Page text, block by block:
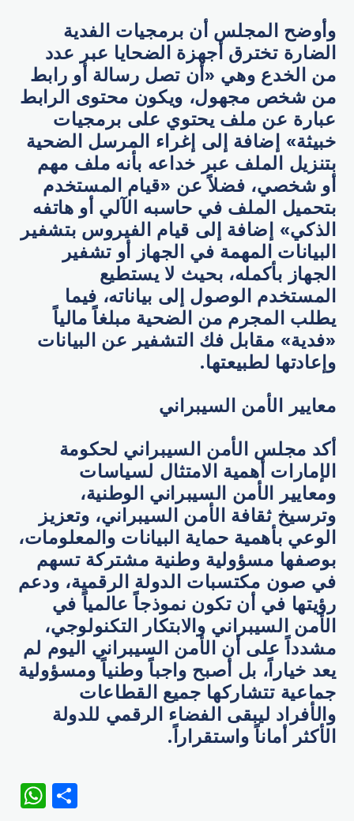
وأوضح المجلس أن برمجيات الفدية
الضارة تخترق أجهزة الضحايا عبر عدد
من الخدع وهي «أن تصل رسالة أو رابط
من شخص مجهول، ويكون محتوى الرابط
عبارة عن ملف يحتوي على برمجيات
خبيثة» إضافة إلى إغراء المرسل الضحية
بتنزيل الملف عبر خداعه بأنه ملف مهم
أو شخصي، فضلاً عن «قيام المستخدم
بتحميل الملف في حاسبه الآلي أو هاتفه
الذكي» إضافة إلى قيام الفيروس بتشفير
البيانات المهمة في الجهاز أو تشفير
الجهاز بأكمله، بحيث لا يستطيع
المستخدم الوصول إلى بياناته، فيما
يطلب المجرم من الضحية مبلغاً مالياً
«فدية» مقابل فك التشفير عن البيانات
وإعادتها لطبيعتها.
معايير الأمن السيبراني
أكد مجلس الأمن السيبراني لحكومة
الإمارات أهمية الامتثال لسياسات
ومعايير الأمن السيبراني الوطنية،
وترسيخ ثقافة الأمن السيبراني، وتعزيز
الوعي بأهمية حماية البيانات والمعلومات،
بوصفها مسؤولية وطنية مشتركة تسهم
في صون مكتسبات الدولة الرقمية، ودعم
رؤيتها في أن تكون نموذجاً عالمياً في
الأمن السيبراني والابتكار التكنولوجي،
مشدداً على أن الأمن السيبراني اليوم لم
يعد خياراً، بل أصبح واجباً وطنياً ومسؤولية
جماعية تتشاركها جميع القطاعات
والأفراد ليبقى الفضاء الرقمي للدولة
الأكثر أماناً واستقراراً.
WhatsApp